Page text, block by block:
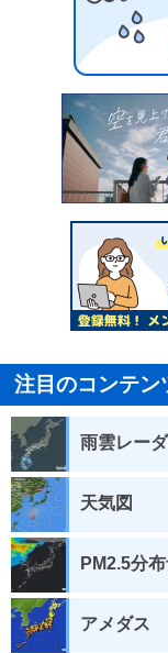
注目のコンテン
雨雲レー
天気図
PM2.5分布
アメダス